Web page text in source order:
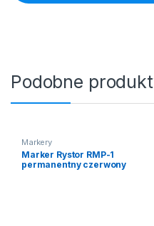
Podobne
Markery
Marker Rystor RMP-1
permanentny czerwony